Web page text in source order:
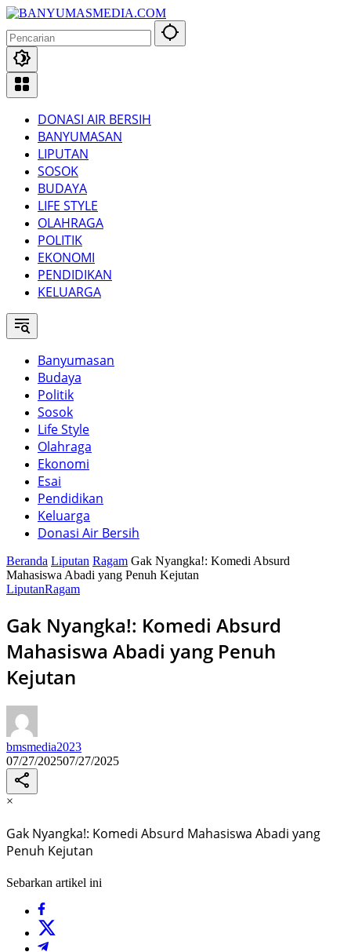
Langsung
konten
DONASI AIR BERSIH
BANYUMASAN
LIPUTAN
SOSOK
BUDAYA
LIFE STYLE
OLAHRAGA
POLITIK
EKONOMI
PENDIDIKAN
KELUARGA
Banyumasan
Budaya
Politik
Sosok
Life Style
Olahraga
Ekonomi
Esai
Pendidikan
Keluarga
Donasi Air Bersih
Beranda Liputan Ragam Gak Nyangka!: Komedi Absurd
Mahasiswa Abadi yang Penuh Kejutan
LiputanRagam
Gak Nyangka!: Komedi Absurd
Mahasiswa Abadi yang Penuh
Kejutan
bmsmedia2023
07/27/202507/27/2025
×
Gak Nyangka!: Komedi Absurd Mahasiswa Abadi yang
Penuh Kejutan
Sebarkan artikel ini